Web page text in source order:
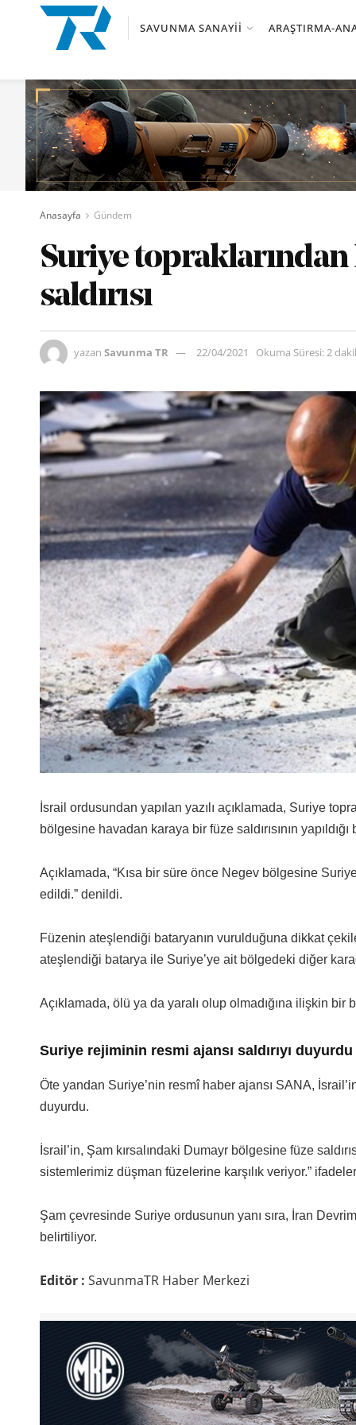
SAVUNMA SANAYII ARAŞTIRMA-
Anasayfa Gündem
Suriye topraklarından
saldırısı
yazan Savunma TR 22/04/2021 Okuma Süresi: 2
İsrail ordusundan yapılan yazılı açıklamada, Suriye
bölgesine havadan karaya bir füze saldırısının yapıldığı
Açıklamada, “Kısa bir süre önce Negev bölgesine
edildi.” denildi.
Füzenin ateşlendiği bataryanın vurulduğuna dikkat
ateşlendiği batarya ile Suriye’ye ait bölgedeki diğer
Açıklamada, ölü ya da yaralı olup olmadığına ilişkin bir
Suriye rejiminin resmi ajansı saldırıyı duyurdu
Öte yandan Suriye’nin resmî haber ajansı SANA,
duyurdu.
İsrail’in, Şam kırsalındaki Dumayr bölgesine füze
sistemlerimiz düşman füzelerine karşılık veriyor.”
Şam çevresinde Suriye ordusunun yanı sıra, İran
belirtiliyor.
Editör : SavunmaTR Haber Merkezi